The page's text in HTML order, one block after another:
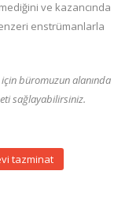
ve kazancında
enstrümanlarla
büromuzun alanında
sağlayabilirsiniz.
tazminat